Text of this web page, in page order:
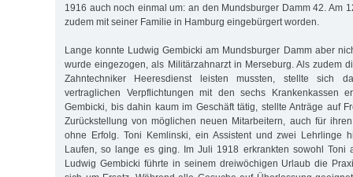
1916 auch noch einmal um: an den Mundsburger Damm 42. Am
zudem mit seiner Familie in Hamburg eingebürgert worden.
Lange konnte Ludwig Gembicki am Mundsburger Damm aber
wurde eingezogen, als Militärzahnarzt in Merseburg. Als zudem
Zahntechniker Heeresdienst leisten mussten, stellte sich
vertraglichen Verpflichtungen mit den sechs Krankenkassen
Gembicki, bis dahin kaum im Geschäft tätig, stellte Anträge auf
Zurückstellung von möglichen neuen Mitarbeitern, auch für
ohne Erfolg. Toni Kemlinski, ein Assistent und zwei Lehrlinge
Laufen, so lange es ging. Im Juli 1918 erkrankten sowohl Toni
Ludwig Gembicki führte in seinem dreiwöchigen Urlaub die